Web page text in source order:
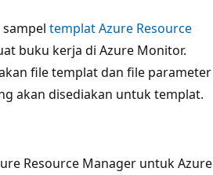
templat Azure Resource
buku kerja di Azure Monitor.
file templat dan file parameter
akan disediakan untuk templat.
Resource Manager untuk Azure